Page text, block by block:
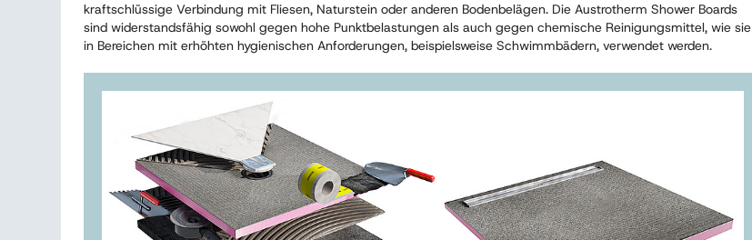
kraftschlüssige Verbindung mit Fliesen, Naturstein oder anderen Bodenbelägen. Die Austrotherm Shower Boards
sind widerstandsfähig sowohl gegen hohe Punktbelastungen als auch gegen chemische Reinigungsmittel, wie sie
in Bereichen mit erhöhten hygienischen Anforderungen, beispielsweise Schwimmbädern, verwendet werden.